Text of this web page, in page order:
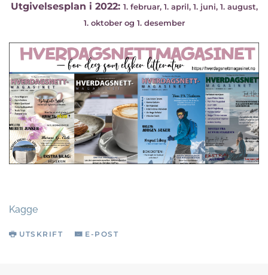
Utgivelsesplan i 2022: 1. februar, 1. april, 1. juni, 1. august,
1. oktober og 1. desember
Kagge
UTSKRIFT E-POST